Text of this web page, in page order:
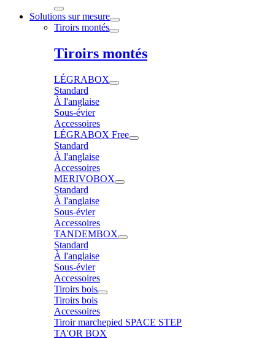
Solutions sur mesure
Tiroirs montés
Tiroirs montés
LÉGRABOX
Standard
À l'anglaise
Sous-évier
Accessoires
LÉGRABOX Free
Standard
À l'anglaise
Accessoires
MERIVOBOX
Standard
À l'anglaise
Sous-évier
Accessoires
TANDEMBOX
Standard
À l'anglaise
Sous-évier
Accessoires
Tiroirs bois
Tiroirs bois
Accessoires
Tiroir marchepied SPACE STEP
TA'OR BOX